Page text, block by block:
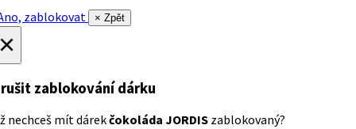
zablokovat
× Zpět
zablokování dárku
nechceš mít dárekčokoláda JORDIS zablokovaný?